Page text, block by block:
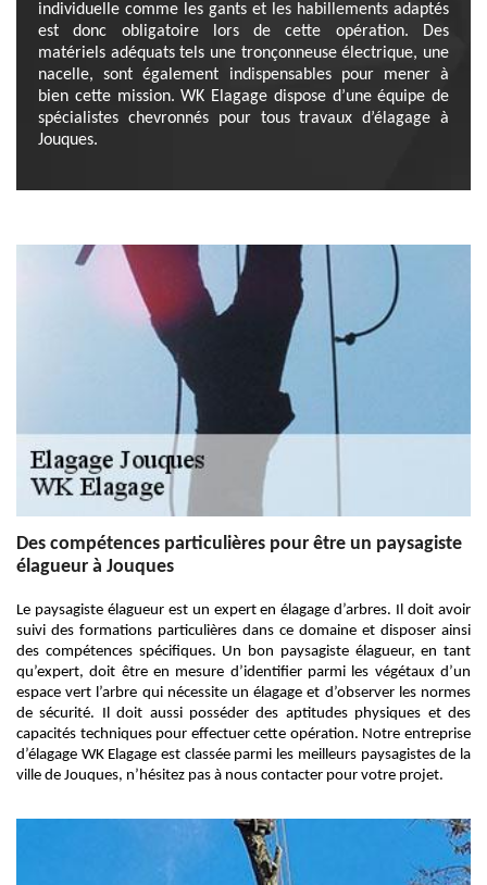
individuelle comme les gants et les habillements adaptés
est donc obligatoire lors de cette opération. Des
matériels adéquats tels une tronçonneuse électrique, une
nacelle, sont également indispensables pour mener à
bien cette mission. WK Elagage dispose d’une équipe de
spécialistes chevronnés pour tous travaux d’élagage à
Jouques.
Des compétences particulières pour être un paysagiste
élagueur à Jouques
Le paysagiste élagueur est un expert en élagage d’arbres. Il doit avoir
suivi des formations particulières dans ce domaine et disposer ainsi
des compétences spécifiques. Un bon paysagiste élagueur, en tant
qu’expert, doit être en mesure d’identifier parmi les végétaux d’un
espace vert l’arbre qui nécessite un élagage et d’observer les normes
de sécurité. Il doit aussi posséder des aptitudes physiques et des
capacités techniques pour effectuer cette opération. Notre entreprise
d’élagage WK Elagage est classée parmi les meilleurs paysagistes de la
ville de Jouques, n’hésitez pas à nous contacter pour votre projet.